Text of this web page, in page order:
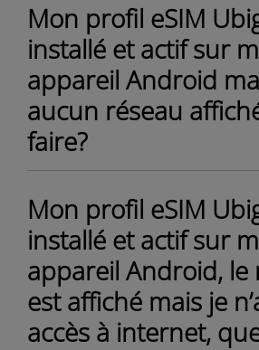
Mon profil eSIM
installé et actif sur
appareil Android
aucun réseau
faire?
Mon profil eSIM
installé et actif sur
appareil Android, le
est affiché mais je
accès à internet,